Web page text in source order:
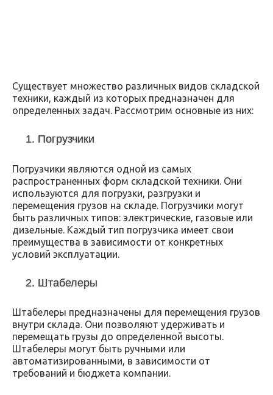
Существует множество различных видов складской
техники, каждый из которых предназначен для
определенных задач. Рассмотрим основные из них:
1. Погрузчики
Погрузчики являются одной из самых
распространенных форм складской техники. Они
используются для погрузки, разгрузки и
перемещения грузов на складе. Погрузчики могут
быть различных типов: электрические, газовые или
дизельные. Каждый тип погрузчика имеет свои
преимущества в зависимости от конкретных
условий эксплуатации.
2. Штабелеры
Штабелеры предназначены для перемещения грузов
внутри склада. Они позволяют удерживать и
перемещать грузы до определенной высоты.
Штабелеры могут быть ручными или
автоматизированными, в зависимости от
требований и бюджета компании.